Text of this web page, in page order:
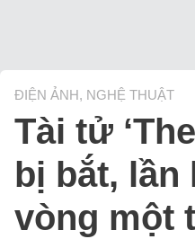
ĐIỆN ẢNH, NGHỆ THUẬT
Tài tử
bị bắt, lần
vòng một